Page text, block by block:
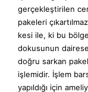
gerçekleştirilen
pakeleri
kesi ile, ki bu
dokusunun
doğru sarkan
işlemidir. İşlem
yapıldığı için